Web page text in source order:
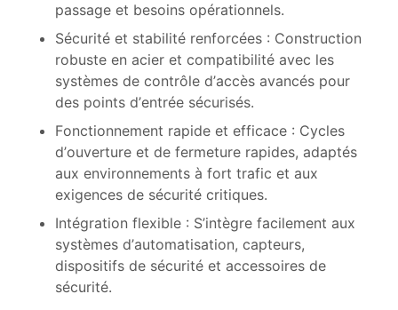
Médias
sociaux
passage et besoins opérationnels.
Sécurité et stabilité renforcées : Construction
robuste en acier et compatibilité avec les
systèmes de contrôle d’accès avancés pour
des points d’entrée sécurisés.
Fonctionnement rapide et efficace : Cycles
d’ouverture et de fermeture rapides, adaptés
aux environnements à fort trafic et aux
exigences de sécurité critiques.
Intégration flexible : S’intègre facilement aux
systèmes d’automatisation, capteurs,
dispositifs de sécurité et accessoires de
sécurité.